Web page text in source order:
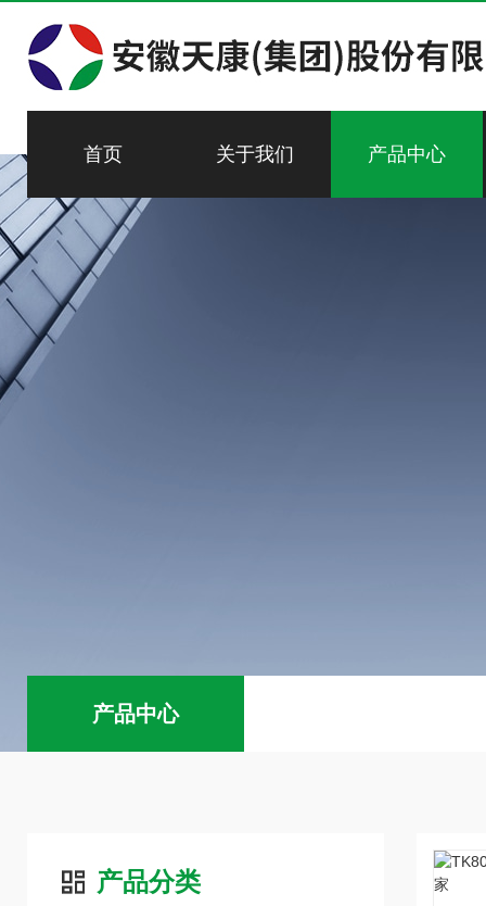
首页 关于我们 产品中心
产品中心
产品分类